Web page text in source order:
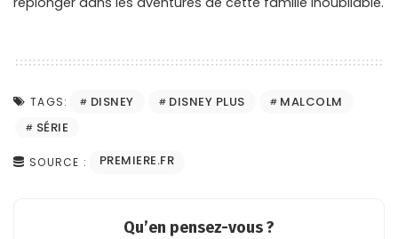
TAGS: DISNEY DISNEY PLUS
MALCOLM
SÉRIE
SOURCE : PREMIERE.FR
Qu’en pensez-vous ?